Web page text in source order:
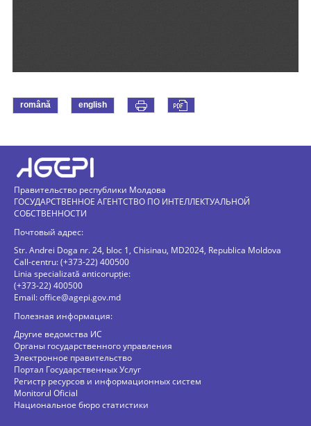
română english
Правительство республики Молдова
ГОСУДАРСТВЕННОЕ АГЕНТСТВО ПО ИНТЕЛЛЕКТУАЛЬНОЙ
СОБСТВЕННОСТИ
Почтовый адрес:
Str. Andrei Doga nr. 24, bloc 1, Chisinau, MD2024, Republica Moldova
Call-centru: (+373-22) 400500
Linia specializată anticorupție:
(+373-22) 400500
Email:office@agepi.gov.md
Полезная информация:
Другие ведомства ИС
Органы государственного управления
Электронное правительство
Портал Государственных Услуг
Регистр ресурсов и информационных систем
Monitorul Oficial
Национальное бюро статистики